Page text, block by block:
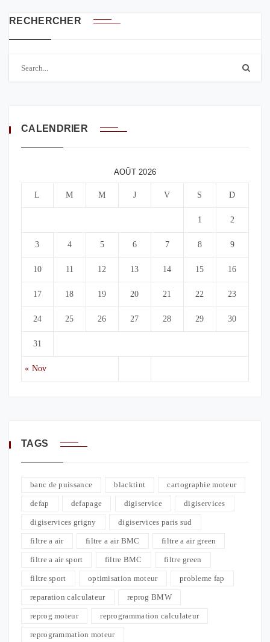
RECHERCHER
CALENDRIER
AOÛT 2026
L M M J V S D
« Nov
1 2
3 4 5 6 7 8 9
10 11 12 13 14 15 16
17 18 19 20 21 22 23
24 25 26 27 28 29 30
31
TAGS
banc de puissance blacktint cartographie moteur
defap defapage digiservice digiservices
digiservices grigny digiservices paris sud
filtre a air filtre a air BMC filtre a air green
filtre a air sport filtre BMC filtre green
filtre sport optimisation moteur probleme fap
reparation calculateur reprog BMW
reprog moteur reprogrammation calculateur
reprogrammation moteur